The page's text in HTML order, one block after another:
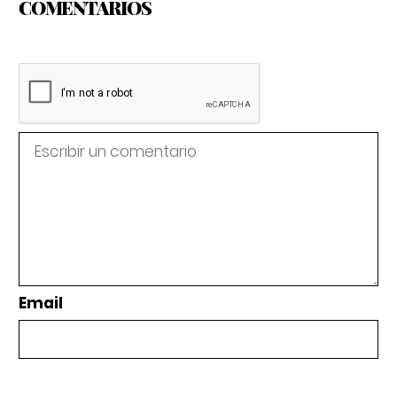
COMENTARIOS
Email